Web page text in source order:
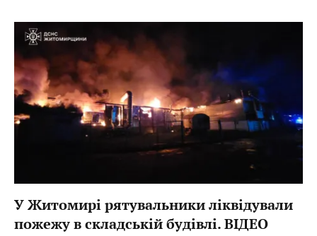
У Житомирі рятувальники ліквідували
пожежу в складській будівлі. ВІДЕО